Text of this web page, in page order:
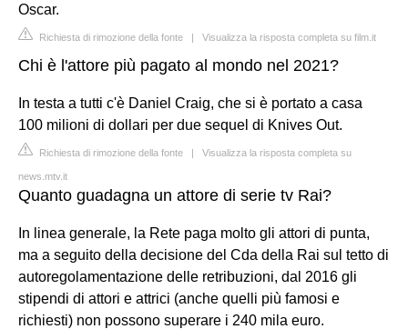
Oscar.
Richiesta di rimozione della fonte | Visualizza la risposta completa su film.it
Chi è l'attore più pagato al mondo nel 2021?
In testa a tutti c'è Daniel Craig, che si è portato a casa
100 milioni di dollari per due sequel di Knives Out.
Richiesta di rimozione della fonte | Visualizza la risposta completa su
news.mtv.it
Quanto guadagna un attore di serie tv Rai?
In linea generale, la Rete paga molto gli attori di punta,
ma a seguito della decisione del Cda della Rai sul tetto di
autoregolamentazione delle retribuzioni, dal 2016 gli
stipendi di attori e attrici (anche quelli più famosi e
richiesti) non possono superare i 240 mila euro.